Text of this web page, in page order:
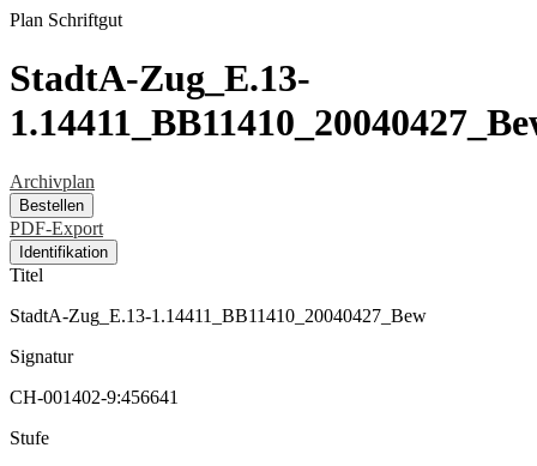
Plan Schriftgut
StadtA-Zug_E.13-
Archivplan
Bestellen
PDF-Export
Identifikation
Titel
StadtA-Zug_E.13-1.14411_BB11410_20040427_Bew
Signatur
CH-001402-9:456641
Stufe